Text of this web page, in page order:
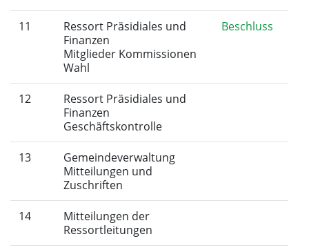
11
Ressort Präsidiales und
Finanzen
Mitglieder Kommissionen
Wahl
Beschluss
12
Ressort Präsidiales und
Finanzen
Geschäftskontrolle
13
Gemeindeverwaltung
Mitteilungen und
Zuschriften
14
Mitteilungen der
Ressortleitungen